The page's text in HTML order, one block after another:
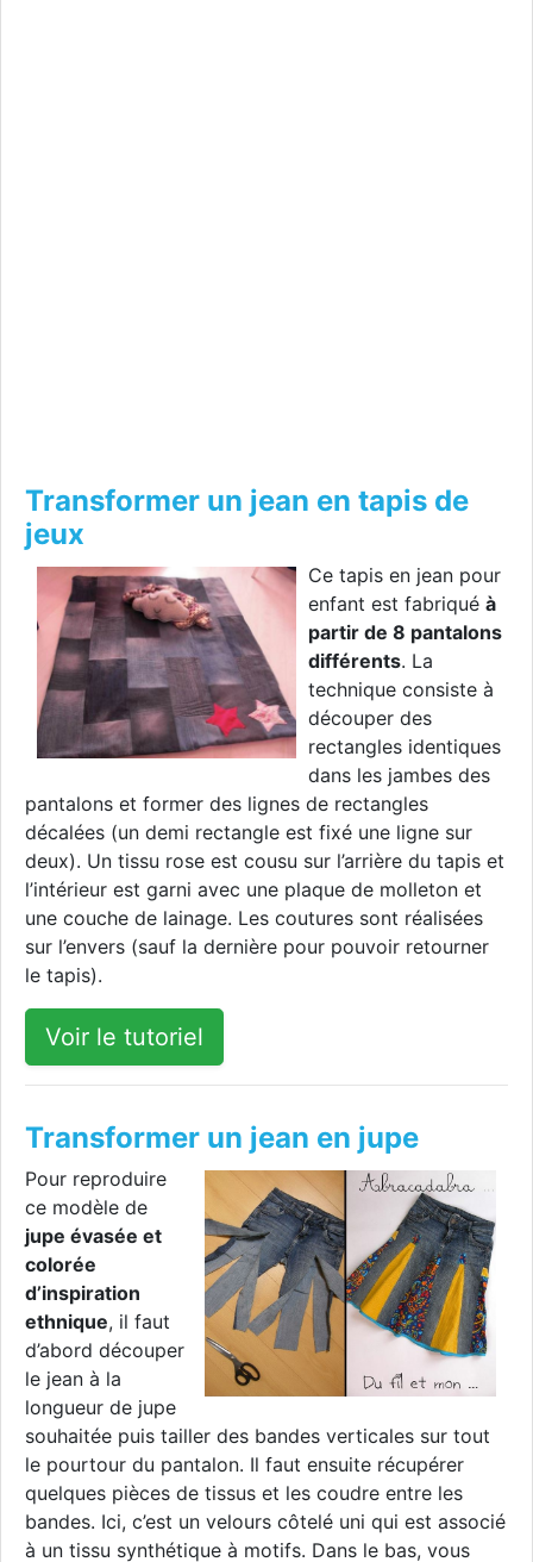
Transformer un jean en tapis de
jeux
Ce tapis en jean pour
enfant est fabriqué à
partir de 8 pantalons
différents. La
technique consiste à
découper des
rectangles identiques
dans les jambes des
pantalons et former des lignes de rectangles
décalées (un demi rectangle est fixé une ligne sur
deux). Un tissu rose est cousu sur l’arrière du tapis et
l’intérieur est garni avec une plaque de molleton et
une couche de lainage. Les coutures sont réalisées
sur l’envers (sauf la dernière pour pouvoir retourner
le tapis).
Voir le tutoriel
Transformer un jean en jupe
Pour reproduire
ce modèle de
jupe évasée et
colorée
d’inspiration
ethnique, il faut
d’abord découper
le jean à la
longueur de jupe
souhaitée puis tailler des bandes verticales sur tout
le pourtour du pantalon. Il faut ensuite récupérer
quelques pièces de tissus et les coudre entre les
bandes. Ici, c’est un velours côtelé uni qui est associé
à un tissu synthétique à motifs. Dans le bas, vous